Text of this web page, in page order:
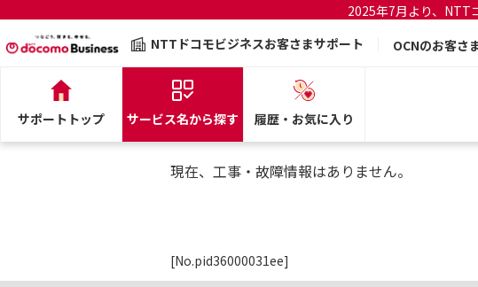
2025年7月より、NTT
NTTドコモビジネスお客さまサポート
OCNのお客さ
サポートトップ サービス名から探す 履歴・お気に入り
現在、工事・故障情報はありません。
[No.pid36000031ee]